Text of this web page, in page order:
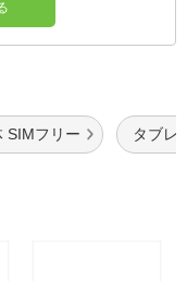
SIMフリー タブレ